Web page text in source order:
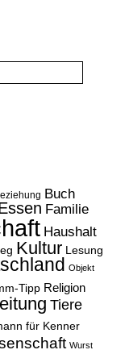
Buch
Familie
Haushalt
Kultur Lesung
Objekt
Tipp Religion
Tiere
für Kenner
Wurst